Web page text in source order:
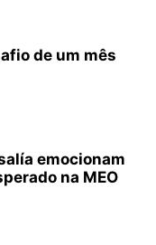
de um mês
emocionam
na MEO